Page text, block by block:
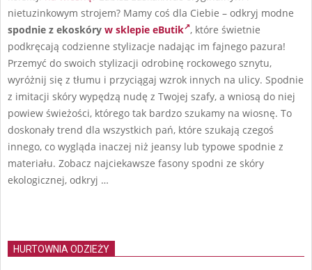
nietuzinkowym strojem? Mamy coś dla Ciebie – odkryj modne
spodnie z ekoskóry w sklepie eButik , które świetnie
podkręcają codzienne stylizacje nadając im fajnego pazura!
Przemyć do swoich stylizacji odrobinę rockowego sznytu,
wyróżnij się z tłumu i przyciągaj wzrok innych na ulicy. Spodnie
z imitacji skóry wypędzą nudę z Twojej szafy, a wniosą do niej
powiew świeżości, którego tak bardzo szukamy na wiosnę. To
doskonały trend dla wszystkich pań, które szukają czegoś
innego, co wygląda inaczej niż jeansy lub typowe spodnie z
materiału. Zobacz najciekawsze fasony spodni ze skóry
ekologicznej, odkryj …
HURTOWNIA ODZIEŻY